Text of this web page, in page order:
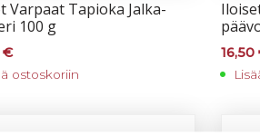
Var­paat Ta­pio­ka Jal­ka­
100 g
€
ostoskoriin
16,50